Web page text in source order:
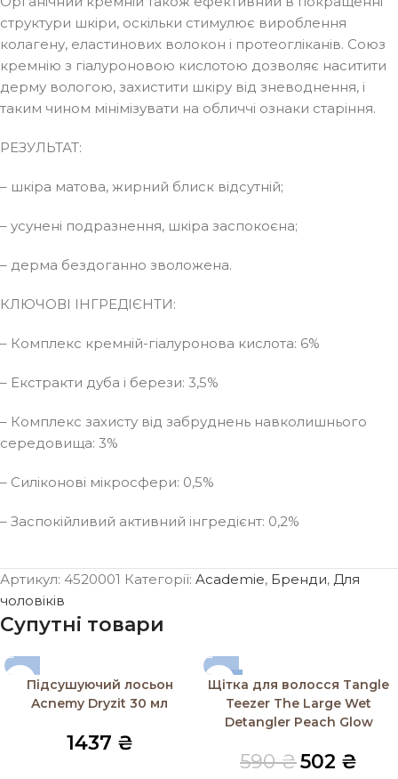
структури шкіри, оскільки стимулює вироблення
колагену, еластинових волокон і протеогліканів. Союз
кремнію з гіалуроновою кислотою дозволяє наситити
дерму вологою, захистити шкіру від зневоднення, і
таким чином мінімізувати на обличчі ознаки старіння.
РЕЗУЛЬТАТ:
– шкіра матова, жирний блиск відсутній;
– усунені подразнення, шкіра заспокоєна;
– дерма бездоганно зволожена.
КЛЮЧОВІ ІНГРЕДІЄНТИ:
– Комплекс кремній-гіалуронова кислота: 6%
– Екстракти дуба і берези: 3,5%
– Комплекс захисту від забруднень навколишнього
середовища: 3%
– Силіконові мікросфери: 0,5%
– Заспокійливий активний інгредієнт: 0,2%
Артикул: 4520001 Категорії: Academie, Бренди, Для
чоловіків
Супутні товари
Підсушуючий лосьон
Acnemy Dryzit 30 мл
1437 ₴
-15%
SOLD OUT
Щітка для волосся Tangle
Teezer The Large Wet
Detangler Peach Glow
590₴502 ₴